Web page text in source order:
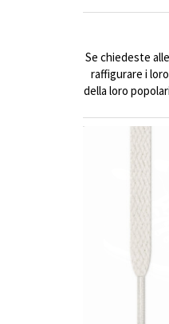
Se chiedeste
raffigurare i
della loro